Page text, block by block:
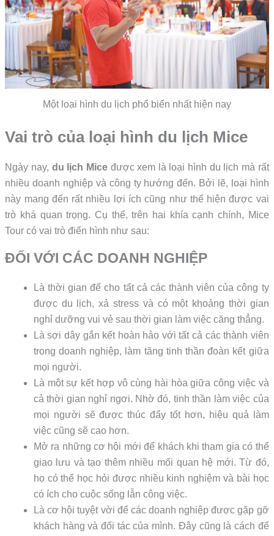
Một loại hình du lịch phổ biến nhất hiện nay
Vai trò của loại hình du lịch Mice
Ngày nay, du lịch Miceđược xem là loại hình du lịch mà rất
nhiều doanh nghiệp và công ty hướng đến. Bởi lẽ, loại hình
này mang đến rất nhiều lợi ích cũng như thể hiện được vai
trò khá quan trọng. Cụ thể, trên hai khía cạnh chính, Mice
Tour có vai trò điển hình như sau:
ĐỐI VỚI CÁC DOANH NGHIỆP
Là thời gian để cho tất cả các thành viên của công ty
được du lịch, xả stress và có một khoảng thời gian
nghỉ dưỡng vui vẻ sau thời gian làm việc căng thẳng.
Là sợi dây gắn kết hoàn hảo với tất cả các thành viên
trong doanh nghiệp, làm tăng tinh thần đoàn kết giữa
mọi người.
Là một sự kết hợp vô cùng hài hòa giữa công việc và
cả thời gian nghỉ ngơi. Nhờ đó, tinh thần làm việc của
mọi người sẽ được thúc đẩy tốt hơn, hiệu quả làm
việc cũng sẽ cao hơn.
Mở ra những cơ hội mới để khách khi tham gia có thể
giao lưu và tạo thêm nhiều mối quan hệ mới. Từ đó,
họ có thể học hỏi được nhiều kinh nghiệm và bài học
có ích cho cuộc sống lẫn công việc.
Là cơ hội tuyệt vời để các doanh nghiệp được gặp gỡ
khách hàng và đối tác của mình. Đây cũng là cách để